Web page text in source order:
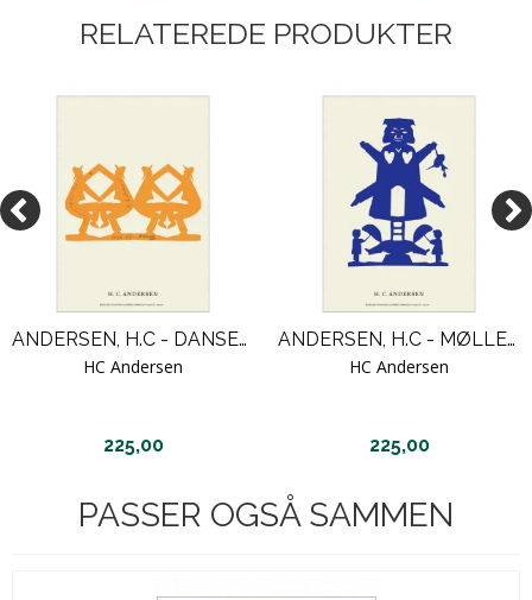
RELATEREDE PRODUKTER
ANDERSEN, H.C - DANSENDE MÆND I KÆDE / 03
HC Andersen
225,00
ANDERSEN, H.C - MØLLEMAND MED PORT / 08
HC Andersen
225,00
PASSER OGSÅ SAMMEN